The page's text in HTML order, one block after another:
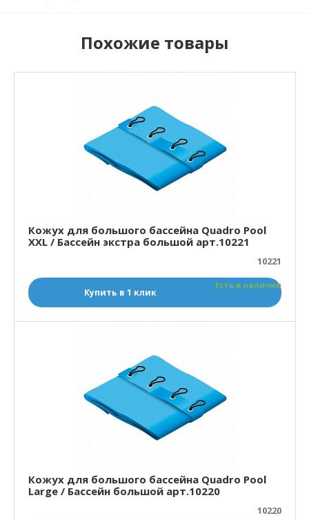
Похожие товары
Кожух для большого бассейна Quadro Pool
XXL / Бассейн экстра большой арт.10221
10221
Есть в наличии
Купить в 1 клик
Кожух для большого бассейна Quadro Pool
Large / Бассейн большой арт.10220
10220